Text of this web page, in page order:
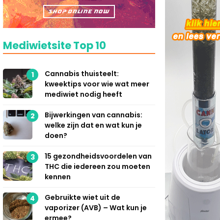
Mediwietsite Top 10
1
Cannabis thuisteelt:
kweektips voor wie wat meer
mediwiet nodig heeft
2
Bijwerkingen van cannabis:
welke zijn dat en wat kun je
doen?
3
15 gezondheidsvoordelen van
THC die iedereen zou moeten
kennen
4
Gebruikte wiet uit de
vaporizer (AVB) – Wat kun je
ermee?